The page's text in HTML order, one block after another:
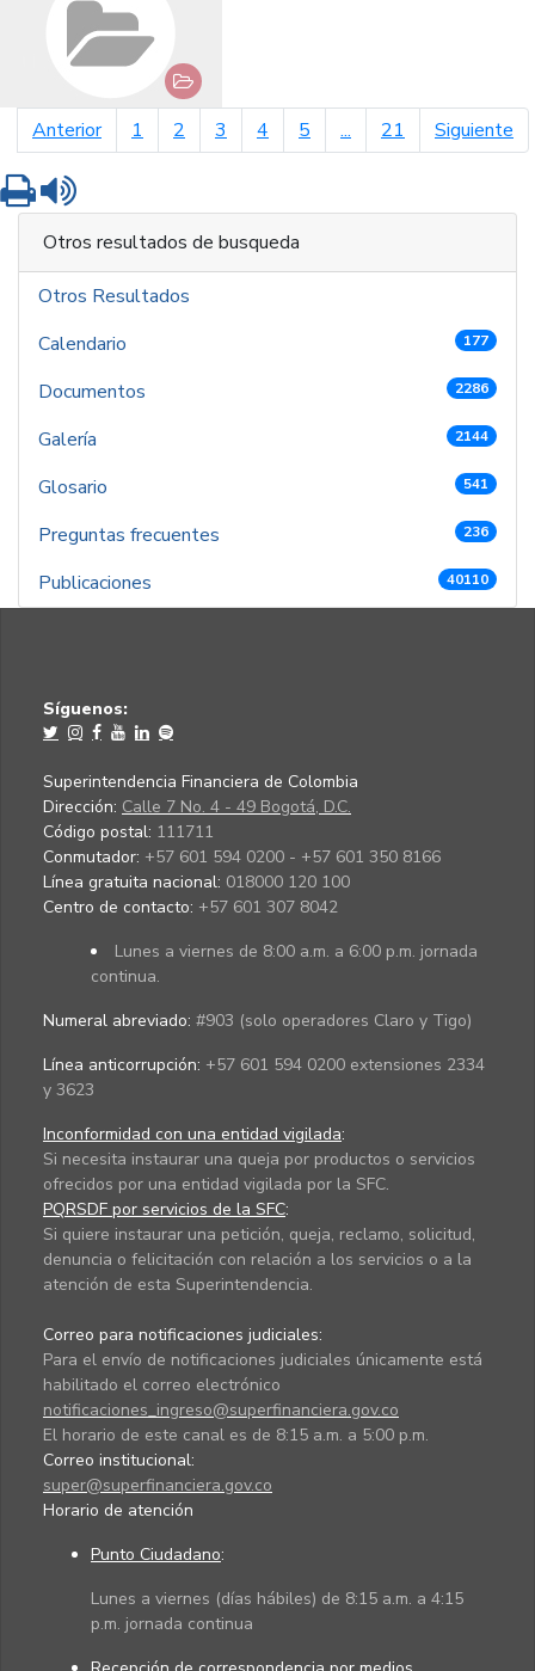
Anteriorpágina anterior
1 2 3 4 5 ... 21 Siguiente
Imprimir
Otros resultados de busqueda
Otros Resultados
Calendario
177
Documentos 2286
Galería 2144
Glosario 541
Preguntas frecuentes 236
Publicaciones 40110
Síguenos:
Superintendencia Financiera de Colombia
Dirección: Calle 7 No. 4 - 49 Bogotá, D.C.
Código postal: 111711
Conmutador: +57 601 594 0200 - +57 601 350 8166
Línea gratuita nacional: 018000 120 100
Centro de contacto: +57 601 307 8042
Lunes a viernes de 8:00 a.m. a 6:00 p.m. jornada
continua.
Numeral abreviado: #903 (solo operadores Claro y Tigo)
Línea anticorrupción: +57 601 594 0200 extensiones 2334
y 3623
Inconformidad con una entidad vigilada:
Si necesita instaurar una queja por productos o servicios
ofrecidos por una entidad vigilada por la SFC.
PQRSDF por servicios de la SFC:
Si quiere instaurar una petición, queja, reclamo, solicitud,
denuncia o felicitación con relación a los servicios o a la
atención de esta Superintendencia.
Correo para notificaciones judiciales:
Para el envío de notificaciones judiciales únicamente está
habilitado el correo electrónico
notificaciones_ingreso@superfinanciera.gov.co
El horario de este canal es de 8:15 a.m. a 5:00 p.m.
Correo institucional:
super@superfinanciera.gov.co
Horario de atención
Punto Ciudadano:
Lunes a viernes (días hábiles) de 8:15 a.m. a 4:15
p.m. jornada continua